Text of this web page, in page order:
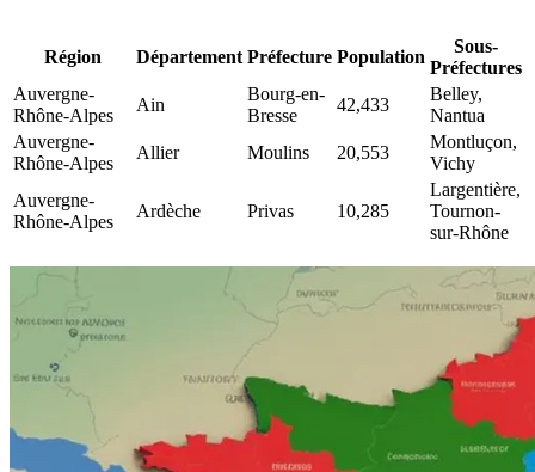
Région Département Préfecture Population
Sous-
Préfectures
Auvergne-
Rhône-Alpes
Ain
Bourg-en-
Bresse
42,433
Belley,
Nantua
Auvergne-
Rhône-Alpes
Allier Moulins 20,553
Montluçon,
Vichy
Auvergne-
Rhône-Alpes
Ardèche Privas 10,285
Largentière,
Tournon-
sur-Rhône